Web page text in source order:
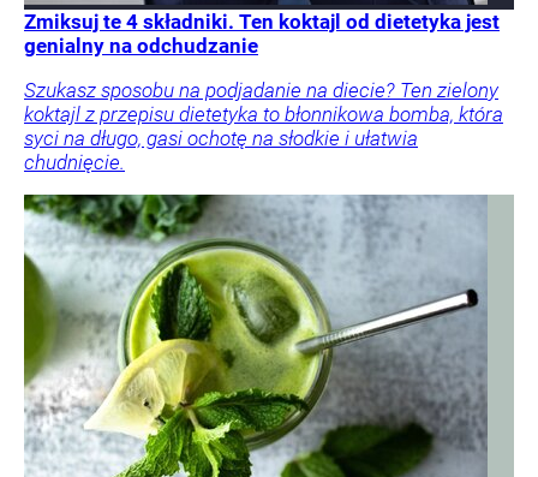
Zmiksuj te 4 składniki. Ten koktajl od dietetyka jest
genialny na odchudzanie
Szukasz sposobu na podjadanie na diecie? Ten zielony
koktajl z przepisu dietetyka to błonnikowa bomba, która
syci na długo, gasi ochotę na słodkie i ułatwia
chudnięcie.